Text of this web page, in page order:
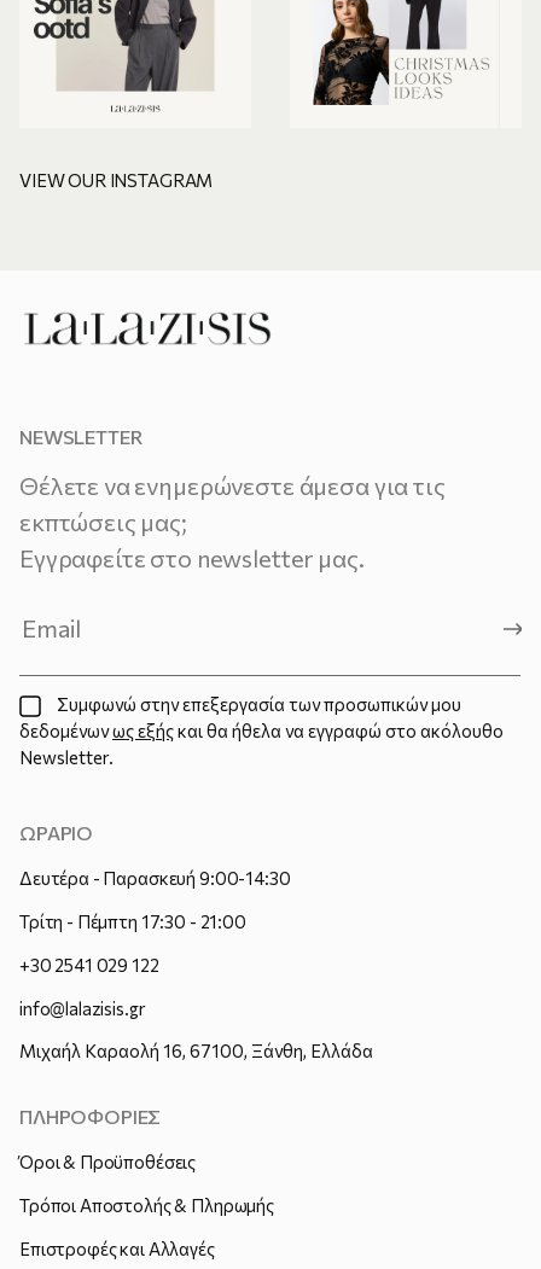
VIEW OUR INSTAGRAM
NEWSLETTER
Θέλετε να ενημερώνεστε άμεσα για τις
εκπτώσεις μας;
Εγγραφείτε στο newsletter μας.
Συμφωνώ στην επεξεργασία των προσωπικών μου
δεδομένωνως εξήςκαι θα ήθελα να εγγραφώ στο ακόλουθο
Newsletter.
ΩΡΑΡΙΟ
Δευτέρα - Παρασκευή 9:00-14:30
Τρίτη - Πέμπτη 17:30 - 21:00
+30 2541 029 122
info@lalazisis.gr
Μιχαήλ Καραολή 16, 67100, Ξάνθη, Ελλάδα
ΠΛΗΡΟΦΟΡΙΕΣ
Όροι & Προϋποθέσεις
Τρόποι Αποστολής & Πληρωμής
Επιστροφές και Αλλαγές